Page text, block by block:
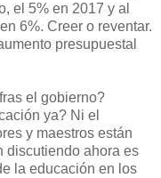
el 5% en 2017 y al
6%. Creer o reventar.
presupuestal
el gobierno?
ya? Ni el
y maestros están
discutiendo ahora es
la educación en los